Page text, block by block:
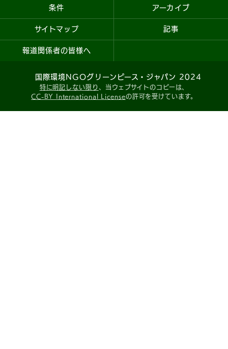
条件 アーカイブ
サイトマップ 記事
報道関係者の皆様へ
国際環境NGOグリーンピース・ジャパン 2024
特に明記しない限り 、当ウェブサイトのコピーは、
CC-BY International Licenseの許可を受けています。